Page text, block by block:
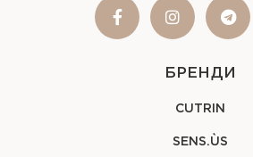
БРЕНДИ
CUTRIN
SENS.ÙS